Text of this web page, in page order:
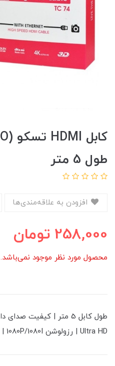
طول 5 متر
258,000 تومان
محصول مورد نظر موجود نمی‌باشد.
Ultra HD | رزولوشن 1080P/1080I | کابل فلت